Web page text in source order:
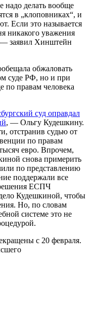
надо делать вообще
в „клоповниках“, и
Если это называется
никакого уважения
— заявил Хинштейн
обжаловать
суде РФ, но и при
по правам человека
суд оправдал
, — Ольгу Кудешкину.
отстранив судью от
по правам
евро. Впрочем,
снова примерить
по представлению
поддержали все
ЕСПЧ
Кудешкиной, чтобы
Но, по словам
системе это не
с 20 февраля.